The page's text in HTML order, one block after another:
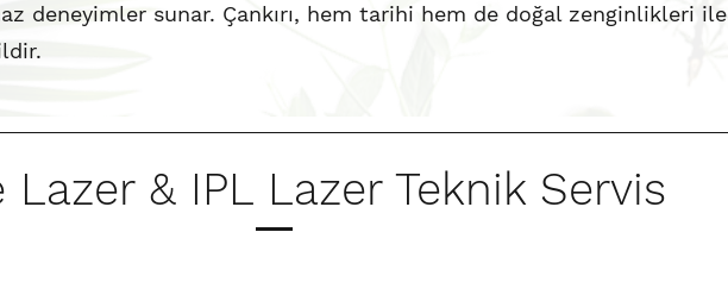
deneyimler sunar. Çankırı, hem tarihi hem de doğal zenginlikleri ile
Lazer & IPL Lazer Teknik Servis